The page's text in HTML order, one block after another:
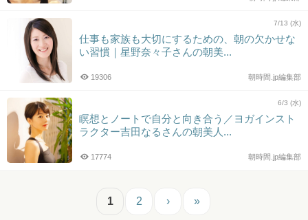
7/13 (水)
仕事も家族も大切にするための、朝の欠かせな
い習慣｜星野奈々子さんの朝美...
朝時間.jp編集部
19306
6/3 (水)
瞑想とノートで自分と向き合う／ヨガインスト
ラクター吉田なるさんの朝美人...
朝時間.jp編集部
17774
1 2 › »